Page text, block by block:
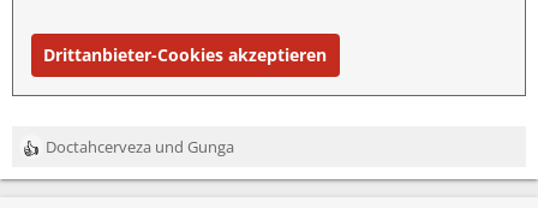
Drittanbieter-Cookies akzeptieren
R
e
Doctahcerveza und Gunga